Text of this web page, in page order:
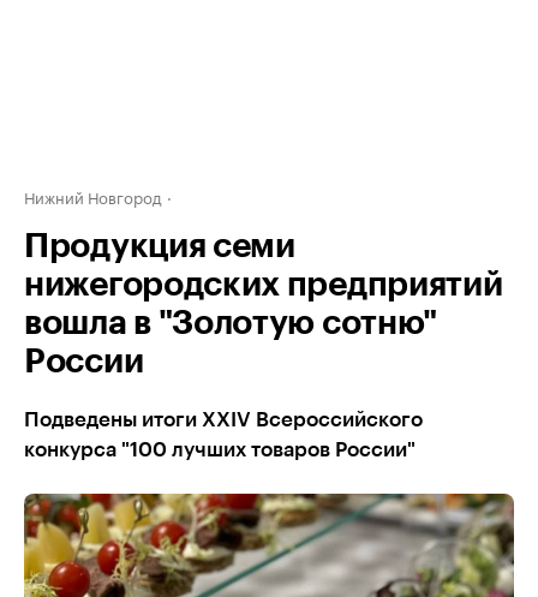
Нижний Новгород
Продукция семи
нижегородских предприятий
вошла в "Золотую сотню"
России
Подведены итоги XXIV Всероссийского
конкурса "100 лучших товаров России"